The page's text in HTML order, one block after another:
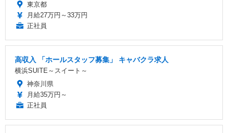
東京都
月給27万円～33万円
正社員
高収入 「ホールスタッフ募集」 キャバクラ求人
横浜SUITE～スイート～
神奈川県
月給35万円～
正社員